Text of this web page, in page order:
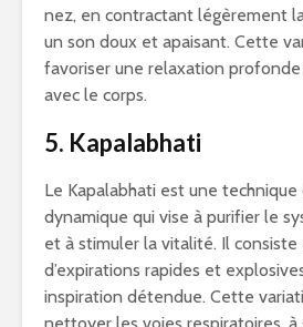
nez, en contractant légèrement
un son doux et apaisant. Cette
favoriser une relaxation
avec le corps.
5. Kapalabhati
Le Kapalabhati est une
dynamique qui vise à purifier le
et à stimuler la vitalité. Il consiste
d’expirations rapides et
inspiration détendue. Cette